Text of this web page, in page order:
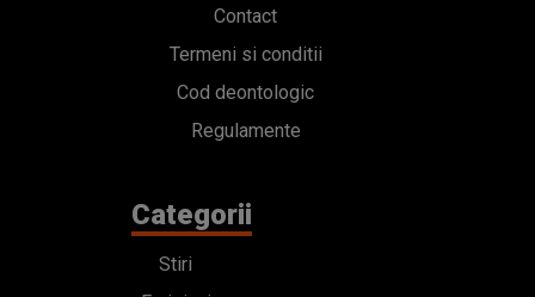
Contact
Termeni si conditii
Cod deontologic
Regulamente
Categorii
Stiri